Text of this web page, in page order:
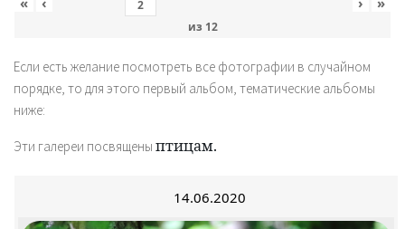
из 12
Если есть желание посмотреть все фотографии в случайном
порядке, то для этого первый альбом, тематические альбомы
ниже:
Эти галереи посвящены птицам.
14.06.2020